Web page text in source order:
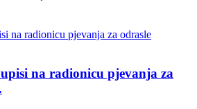
na radionicu pjevanja za